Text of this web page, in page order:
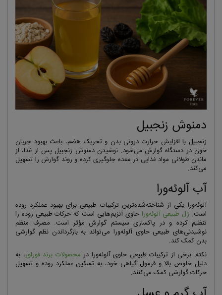
دمنوش زنجبیل
زنجبیل با افزایش حرارت درونی بدن و تحریک هضم، باعث بهبود جریان
خون در دستگاه گوارش می‌شود. نوشیدن دمنوش زنجبیل پس از غذا، از
ماندن طولانی مواد غذایی در معده جلوگیری کرده و روند گوارش را تسهیل
می‌کند.
آب آلوئه‌ورا
آلوئه‌ورا یکی از شناخته‌شده‌ترین ترکیبات طبیعی برای بهبود عملکرد روده
است. ژل طبیعی آلوئه‌ورا حاوی آنزیم‌هایی است که حرکات طبیعی روده را
تنظیم کرده و در پاکسازی سیستم گوارش مؤثر است. مصرف منظم
نوشیدنی‌های طبیعی حاوی آلوئه‌ورا می‌تواند به بازگرداندن نظم گوارشی
بدن کمک کند.
نکته: برخی از ترکیبات طبیعی حاوی آلوئه‌ورا در محصولات برند فوراور، به
دلیل خلوص بالا و فرمول گیاهی خود، به تسکین عملکرد روده و تسهیل
حرکات گوارشی کمک می‌کنند.